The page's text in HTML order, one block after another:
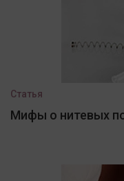
Статья
Мифы о нитевых